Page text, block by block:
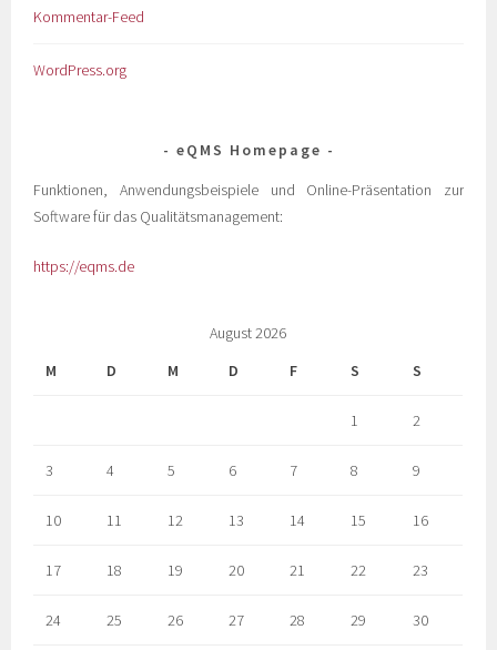
Kommentar-Feed
WordPress.org
eQMS Homepage
Funktionen, Anwendungsbeispiele und Online-Präsentation zur
Software für das Qualitätsmanagement:
https://eqms.de
August 2026
M
D M D F S S
1 2
3 4 5 6 7 8 9
10 11 12 13 14 15 16
17 18 19 20 21 22 23
24 25 26 27 28 29 30